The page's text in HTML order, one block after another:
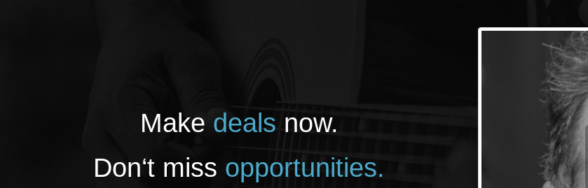
Make deals now.
Don‘t miss opportunities.